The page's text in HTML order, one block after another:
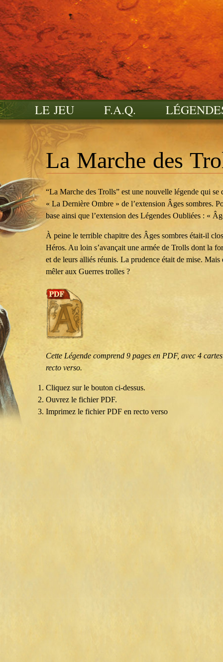
LE JEU F.A.Q.
La Marche des
“La Marche des Trolls” est une nouvelle légende qui
« La Dernière Ombre » de l’extension Âges sombres.
base ainsi que l’extension des Légendes Oubliées : «
À peine le terrible chapitre des Âges sombres était-il
Héros. Au loin s’avançait une armée de Trolls dont la
et de leurs alliés réunis. La prudence était de mise.
mêler aux Guerres trolles ?
Cette Légende comprend 9 pages en PDF, avec 4
recto verso.
Cliquez sur le bouton ci-dessus.
Ouvrez le fichier PDF.
Imprimez le fichier PDF en recto verso